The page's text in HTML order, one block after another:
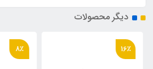
دیگر محصولات
16٪ 8٪